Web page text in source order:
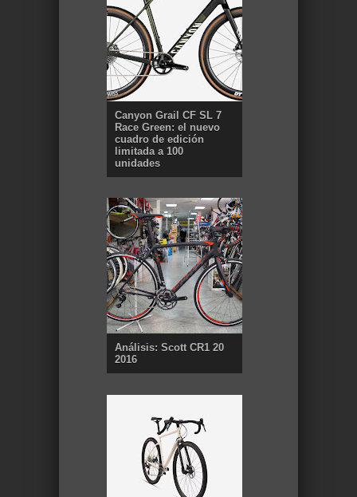
Canyon Grail CF SL 7
Race Green: el nuevo
cuadro de edición
limitada a 100
unidades
Análisis: Scott CR1 20
2016